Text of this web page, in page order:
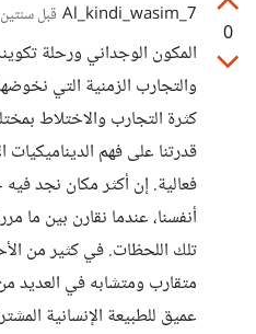
0
Al_kindi_wasim_7 قبل سنتين
المكون الوجداني ورحلة
والتجارب الزمنية التي
كثرة التجارب والاختلاط
قدرتنا على فهم الديناميكيات
فعالية. إن أكثر مكان نجد
أنفسنا، عندما نقارن بين ما
تلك اللحظات. في كثير من
متقارب ومتشابه في العديد
عميق للطبيعة الإنسانية